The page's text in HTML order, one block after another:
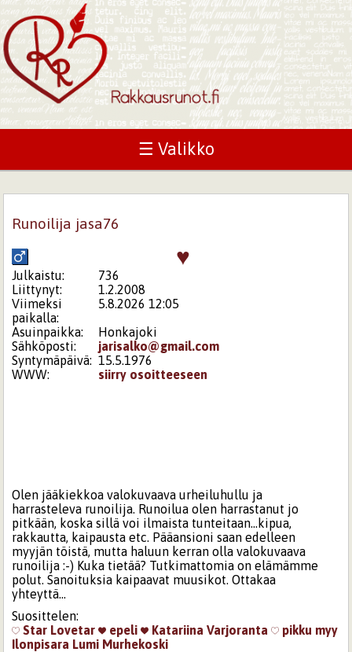
☰ Valikko
Runoilija jasa76
♥
Julkaistu:
736
Liittynyt:
1.2.2008
Viimeksi
paikalla:
5.8.2026 12:05
Asuinpaikka:
Honkajoki
Sähköposti:
jarisalko@gmail.com
Syntymäpäivä: 15.5.1976
WWW:
siirry osoitteeseen
Olen jääkiekkoa valokuvaava urheiluhullu ja
harrasteleva runoilija. Runoilua olen harrastanut jo
pitkään, koska sillä voi ilmaista tunteitaan...kipua,
rakkautta, kaipausta etc. Pääansioni saan edelleen
myyjän töistä, mutta haluun kerran olla valokuvaava
runoilija :-) Kuka tietää? Tutkimattomia on elämämme
polut. Sanoituksia kaipaavat muusikot. Ottakaa
yhteyttä...
Suosittelen:
Star Lovetar epeli Katariina Varjoranta
pikku myy
Ilonpisara Lumi Murhekoski